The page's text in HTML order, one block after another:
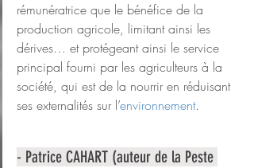
rémunératrice que le bénéfice de la
production agricole, limitant ainsi les
dérives… et protégeant ainsi le service
principal fourni par les agriculteurs à la
société, qui est de la nourrir en réduisant
ses externalités sur l’environnement.
- Patrice CAHART (auteur de la Peste